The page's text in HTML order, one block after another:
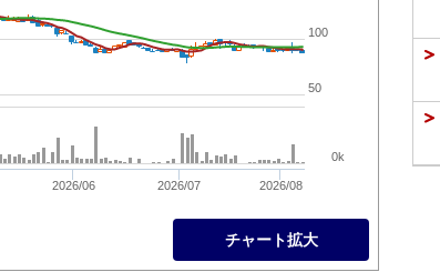
2026/06 2026/07 2026/08
50
100
0k
チャート拡大